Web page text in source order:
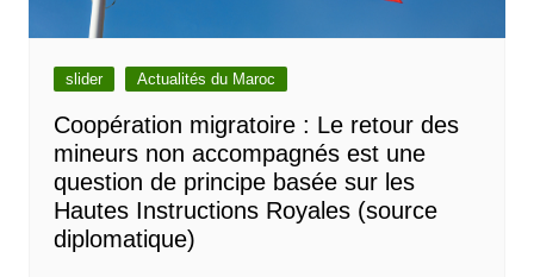
slider Actualités du Maroc
Coopération migratoire : Le retour des
mineurs non accompagnés est une
question de principe basée sur les
Hautes Instructions Royales (source
diplomatique)